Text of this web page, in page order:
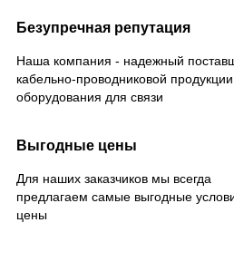
Безупречная репутация
Наша компания - надежный
кабельно-проводниковой
оборудования для связи
Выгодные цены
Для наших заказчиков мы всегда
предлагаем самые выгодные
цены